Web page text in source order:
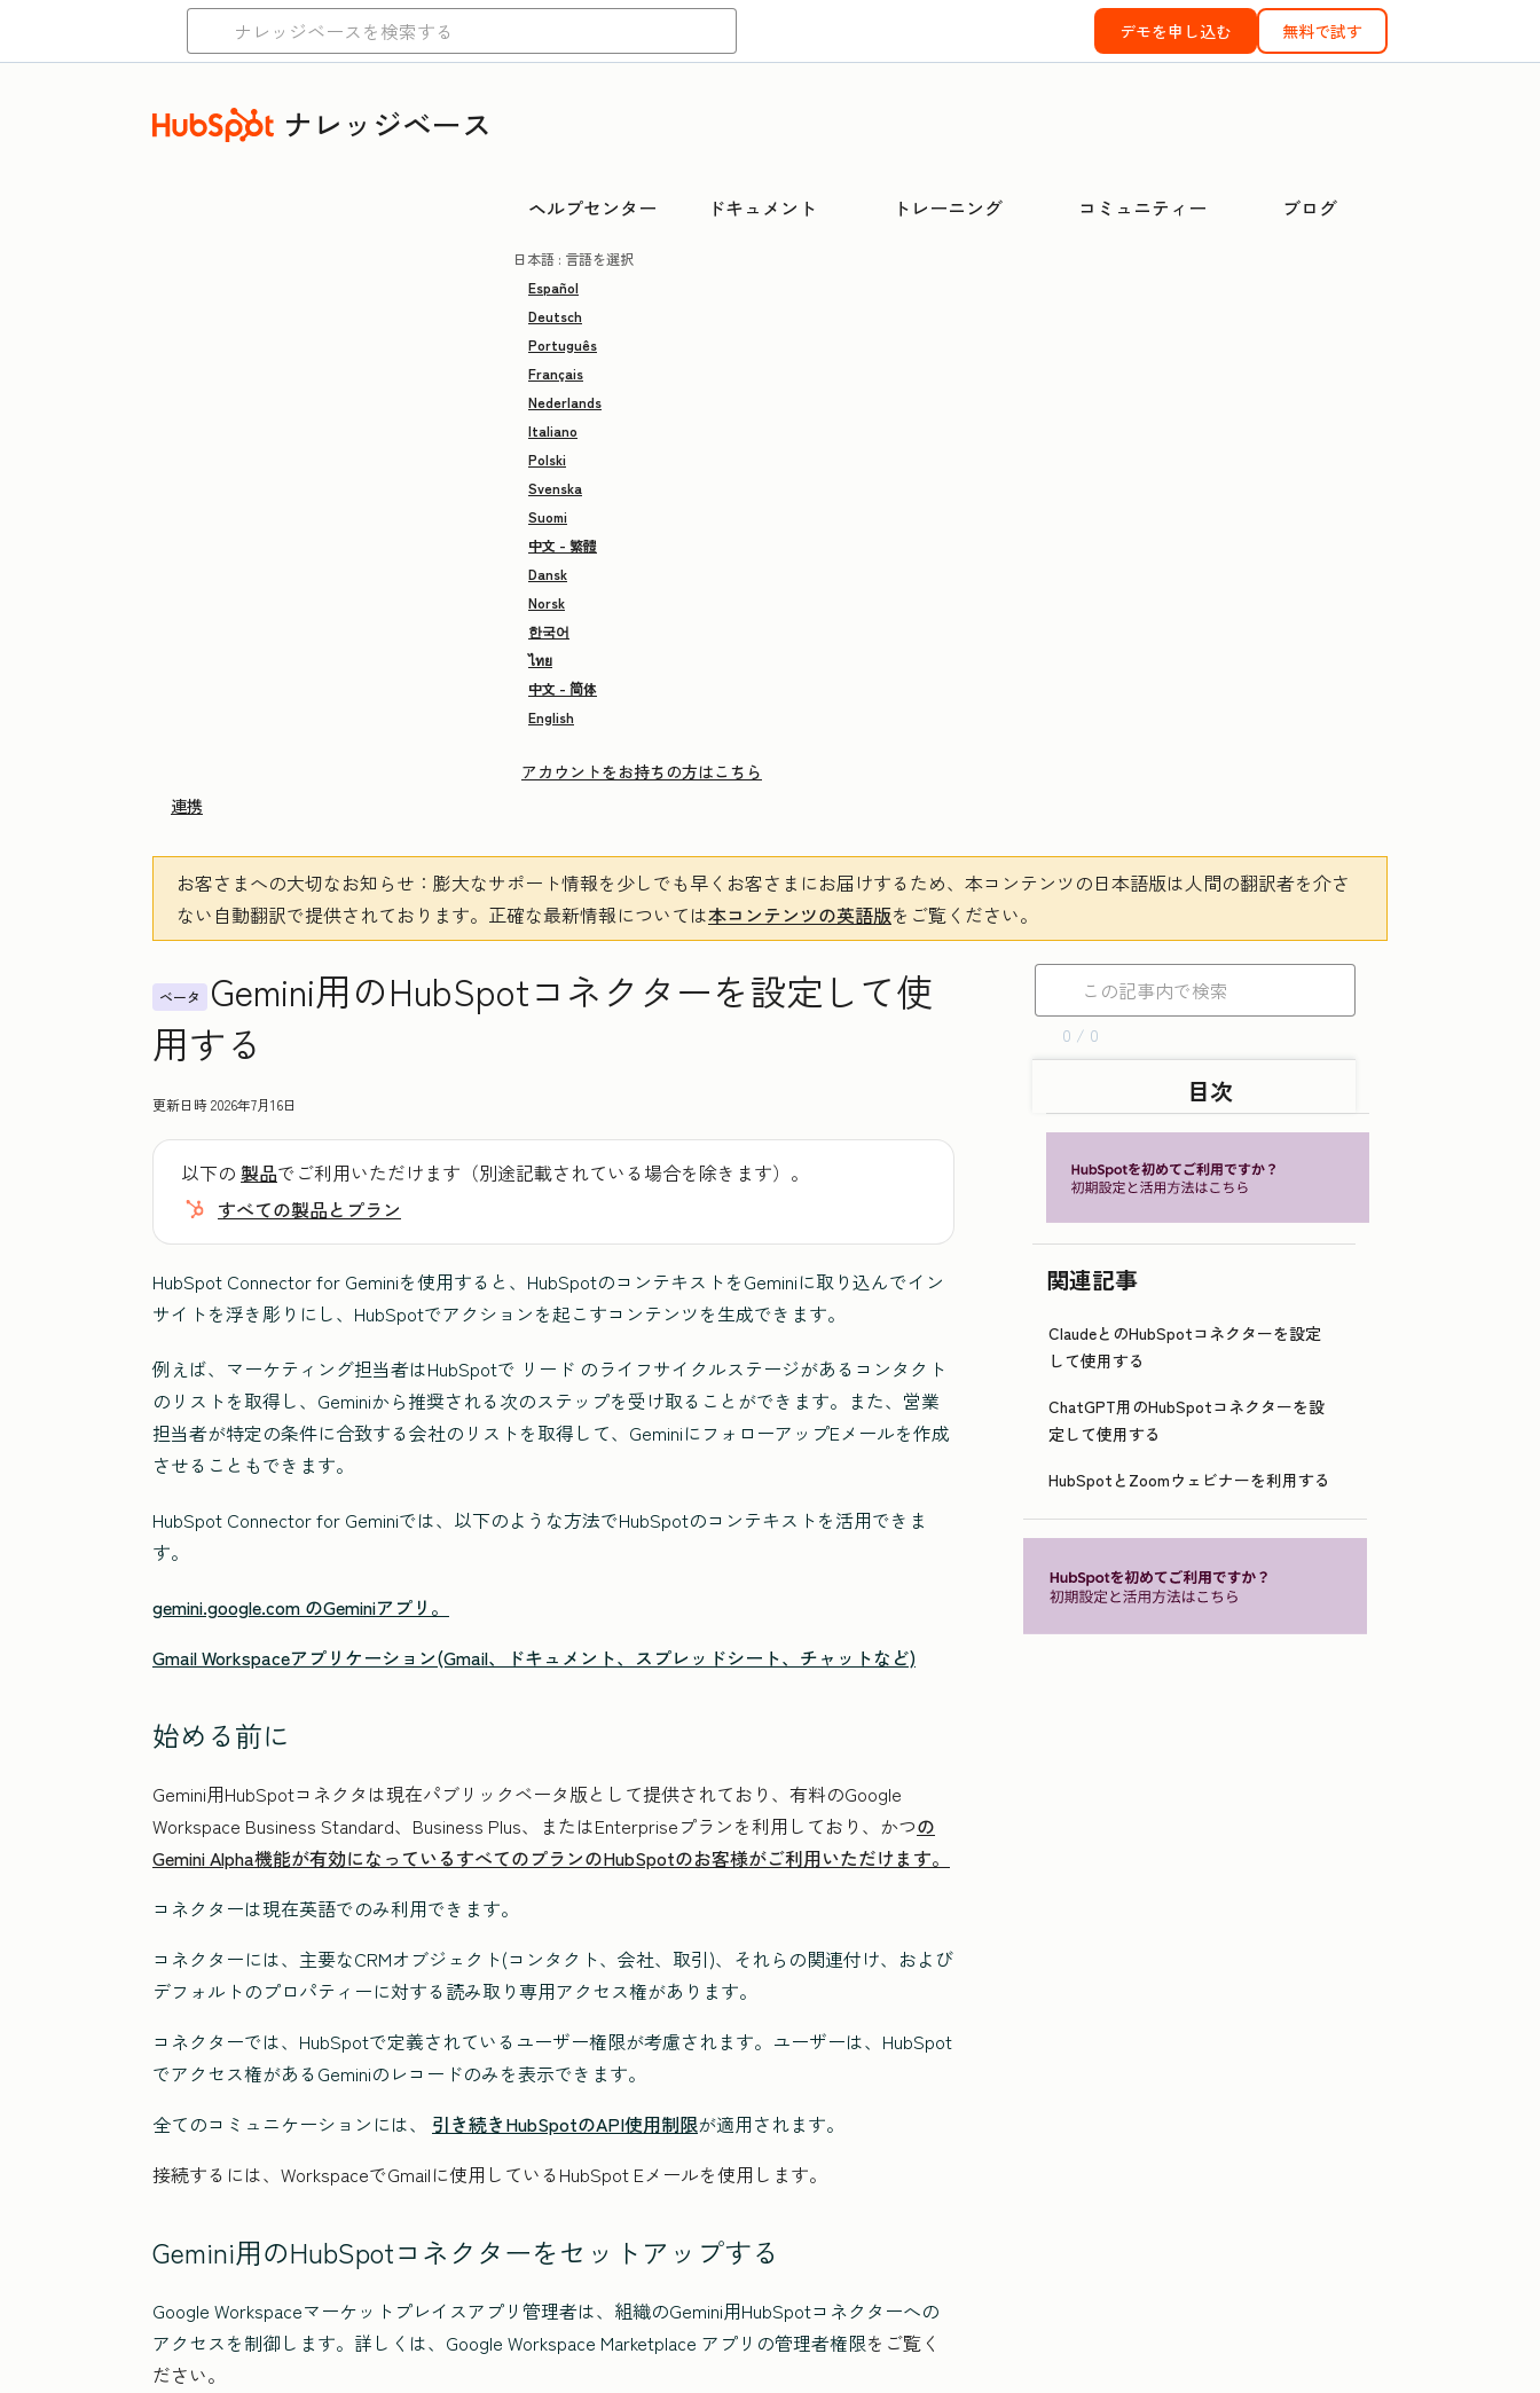
デモを申し込む 無料で試す
ナレッジベース
ヘルプセンター ドキュメント トレーニング コミュニティー ブログ
日本語 : 言語を選択
Español
Deutsch
Português
Français
Nederlands
Italiano
Polski
Svenska
Suomi
中文 - 繁體
Dansk
Norsk
한국어
ไทย
中文 - 简体
English
アカウントをお持ちの方はこちら
連携
お客さまへの大切なお知らせ ：膨大なサポート情報を少しでも早くお客さまにお届けするため、本コンテンツの日本語版は人間の翻訳者を介さ
ない自動翻訳で提供されております。 正確な最新情報については本コンテンツの英語版をご覧ください。
ベータ
Gemini用のHubSpotコネクターを設定して使
用する
更新日時2026年7月16日
以下の 製品でご利用いただけます（別途記載されている場合を除きます）。
すべての製品とプラン
HubSpot Connector for Geminiを使用すると、HubSpotのコンテキストをGeminiに取り込んでイン
サイトを浮き彫りにし、HubSpotでアクションを起こすコンテンツを生成できます。
例えば、マーケティング担当者はHubSpotで リード のライフサイクルステージがあるコンタクト
のリストを取得し、Geminiから推奨される次のステップを受け取ることができます。また、営業
担当者が特定の条件に合致する会社のリストを取得して、GeminiにフォローアップEメールを作成
させることもできます。
HubSpot Connector for Geminiでは、以下のような方法でHubSpotのコンテキストを活用できま
す。
gemini.google.com のGeminiアプリ。
Gmail Workspaceアプリケーション(Gmail、ドキュメント、スプレッドシート、チャットなど)
始める前に
Gemini用HubSpotコネクタは現在パブリックベータ版として提供されており、有料のGoogle
Workspace Business Standard、Business Plus、またはEnterpriseプランを利用しており、かつの
Gemini Alpha機能が有効になっているすべてのプランのHubSpotのお客様がご利用いただけます。
コネクターは現在英語でのみ利用できます。
コネクターには、主要なCRMオブジェクト(コンタクト、会社、取引)、それらの関連付け、および
デフォルトのプロパティーに対する読み取り専用アクセス権があります。
コネクターでは、HubSpotで定義されているユーザー権限が考慮されます。ユーザーは、HubSpot
でアクセス権があるGeminiのレコードのみを表示できます。
全てのコミュニケーションには、 引き続きHubSpotのAPI使用制限が適用されます。
接続するには、WorkspaceでGmailに使用しているHubSpot Eメールを使用します。
Gemini用のHubSpotコネクターをセットアップする
Google Workspaceマーケットプレイスアプリ管理者は、組織のGemini用HubSpotコネクターへの
アクセスを制御します。詳しくは、Google Workspace Marketplace アプリの管理者権限をご覧く
ださい。
0 / 0
目次
関連記事
ClaudeとのHubSpotコネクターを設定
して使用する
ChatGPT用のHubSpotコネクターを設
定して使用する
HubSpotとZoomウェビナーを利用する